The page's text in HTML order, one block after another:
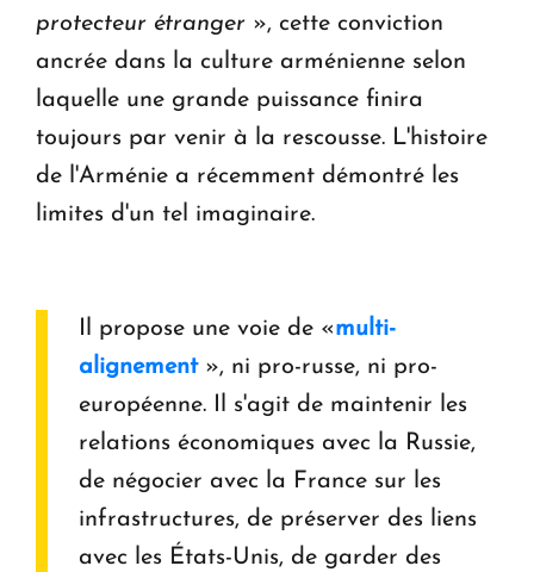
protecteur étranger », cette conviction
ancrée dans la culture arménienne selon
laquelle une grande puissance finira
toujours par venir à la rescousse. L'histoire
de l'Arménie a récemment démontré les
limites d'un tel imaginaire.
Il propose une voie de «multi-
alignement », ni pro-russe, ni pro-
européenne. Il s'agit de maintenir les
relations économiques avec la Russie,
de négocier avec la France sur les
infrastructures, de préserver des liens
avec les États-Unis, de garder des